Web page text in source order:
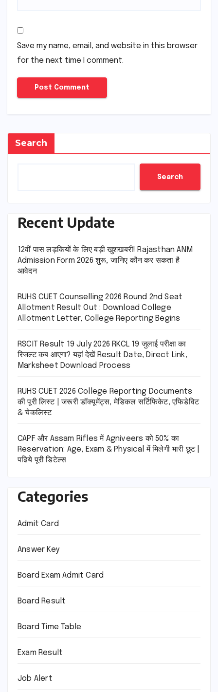
Save my name, email, and website in this browser
for the next time I comment.
Search
Search
Recent Update
12वीं पास लड़कियों के लिए बड़ी खुशखबरी! Rajasthan ANM
Admission Form 2026 शुरू, जानिए कौन कर सकता है
आवेदन
RUHS CUET Counselling 2026 Round 2nd Seat
Allotment Result Out : Download College
Allotment Letter, College Reporting Begins
RSCIT Result 19 July 2026 RKCL 19 जुलाई परीक्षा का
रिजल्ट कब आएगा? यहां देखें Result Date, Direct Link,
Marksheet Download Process
RUHS CUET 2026 College Reporting Documents
की पूरी लिस्ट | जरूरी डॉक्यूमेंट्स, मेडिकल सर्टिफिकेट, एफिडेविट
& चेकलिस्ट
CAPF और Assam Rifles में Agniveers को 50% का
Reservation: Age, Exam & Physical में मिलेगी भारी छूट |
पढिये पूरी डिटेल्स
Categories
Admit Card
Answer Key
Board Exam Admit Card
Board Result
Board Time Table
Exam Result
Job Alert